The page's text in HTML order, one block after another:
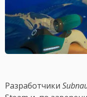
Разработчики